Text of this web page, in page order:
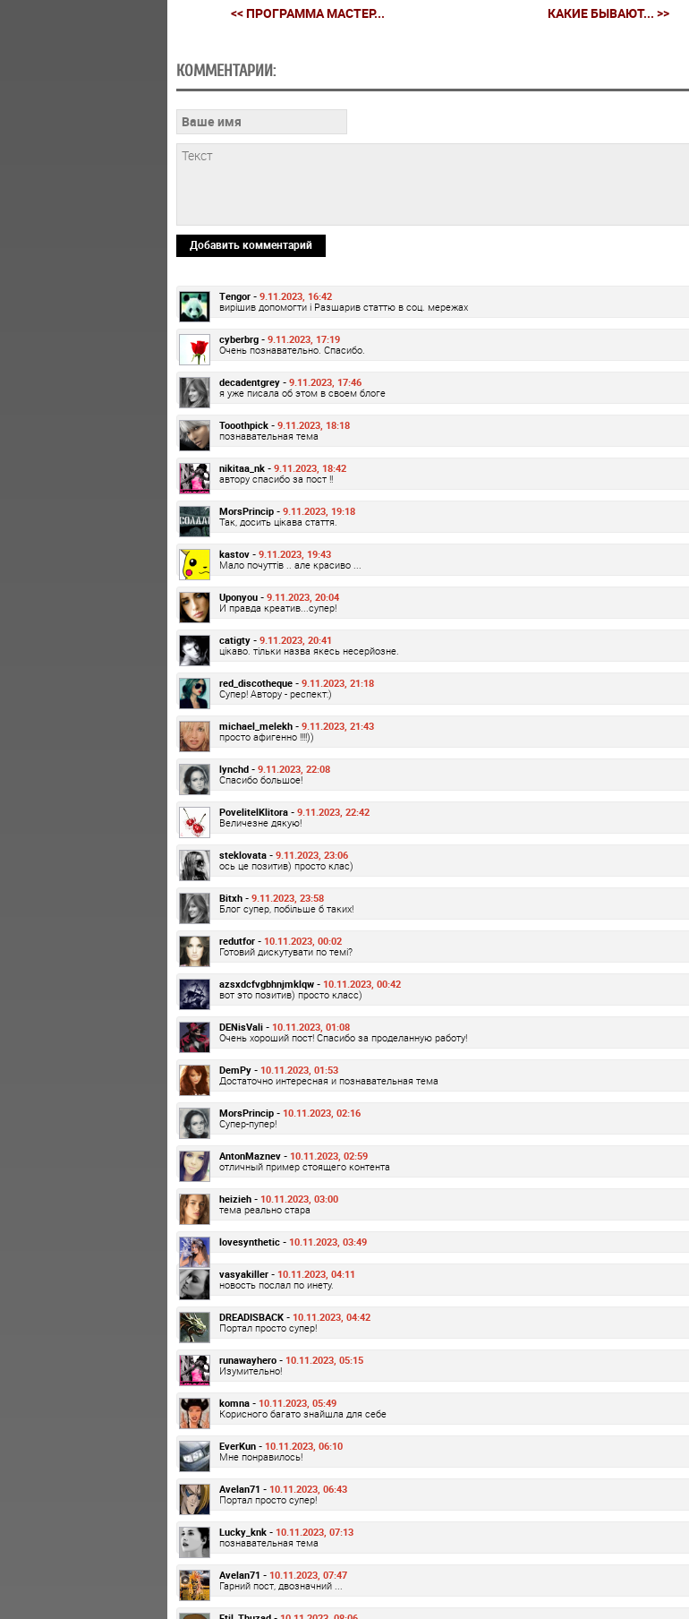
<< ПРОГРАММА МАСТЕР... КАКИЕ БЫВАЮТ... >>
КОММЕНТАРИИ:
Добавить комментарий
Tengor - 9.11.2023, 16:42
вирішив допомогти і Разшарив статтю в соц. мережах
cyberbrg - 9.11.2023, 17:19
Очень познавательно. Спасибо.
decadentgrey - 9.11.2023, 17:46
я уже писала об этом в своем блоге
Tooothpick - 9.11.2023, 18:18
познавательная тема
nikitaa_nk - 9.11.2023, 18:42
автору спасибо за пост !!
MorsPrincip - 9.11.2023, 19:18
Так, досить цікава стаття.
kastov - 9.11.2023, 19:43
Мало почуттів .. але красиво ...
Uponyou - 9.11.2023, 20:04
И правда креатив...супер!
catigty - 9.11.2023, 20:41
цікаво. тільки назва якесь несерйозне.
red_discotheque - 9.11.2023, 21:18
Супер! Автору - респект:)
michael_melekh - 9.11.2023, 21:43
просто афигенно !!!!))
lynchd - 9.11.2023, 22:08
Спасибо большое!
PovelitelKlitora - 9.11.2023, 22:42
Величезне дякую!
steklovata - 9.11.2023, 23:06
ось це позитив) просто клас)
Bitxh - 9.11.2023, 23:58
Блог супер, побільше б таких!
redutfor - 10.11.2023, 00:02
Готовий дискутувати по темі?
azsxdcfvgbhnjmklqw - 10.11.2023, 00:42
вот это позитив) просто класс)
DENisVali - 10.11.2023, 01:08
Очень хороший пост! Спасибо за проделанную работу!
DemPy - 10.11.2023, 01:53
Достаточно интересная и познавательная тема
MorsPrincip - 10.11.2023, 02:16
Супер-пупер!
AntonMaznev - 10.11.2023, 02:59
отличный пример стоящего контента
heizieh - 10.11.2023, 03:00
тема реально стара
lovesynthetic - 10.11.2023, 03:49
vasyakiller - 10.11.2023, 04:11
новость послал по инету.
DREADISBACK - 10.11.2023, 04:42
Портал просто супер!
runawayhero - 10.11.2023, 05:15
Изумительно!
komna - 10.11.2023, 05:49
Корисного багато знайшла для себе
EverKun - 10.11.2023, 06:10
Мне понравилось!
Avelan71 - 10.11.2023, 06:43
Портал просто супер!
Lucky_knk - 10.11.2023, 07:13
познавательная тема
Avelan71 - 10.11.2023, 07:47
Гарний пост, двозначний ...